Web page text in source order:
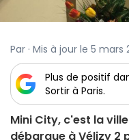
Par · Mis à jour le 5 mars
Plus de positif
Sortir à Paris.
Mini City, c'est la
débarque à Vélizy 2